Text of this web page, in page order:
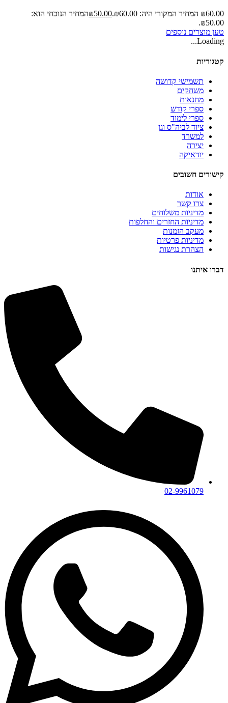
₪60.00 המחיר המקורי היה: ₪60.00. ₪50.00
המחיר הנוכחי הוא:
₪50.00.
טען מוצרים נוספים
Loading...
קטגוריות
תשמישי קדושה
משחקים
מחנאות
ספרי קודש
ספרי לימוד
ציוד לביה"ס וגן
למשרד
יצירה
יודאיקה
קישורים חשובים
אודות
צרו קשר
מדיניות משלוחים
מדיניות החזרים והחלפות
מעקב הזמנות
מדיניות פרטיות
הצהרת נגישות
דברו איתנו
02-9961079